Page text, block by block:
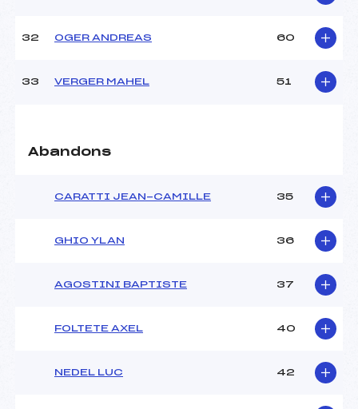
32 OGER ANDREAS 60
33 VERGER MAHEL 51
Abandons
CARATTI JEAN-CAMILLE 35
GHIO YLAN 36
AGOSTINI BAPTISTE 37
FOLTETE AXEL 40
NEDEL LUC 42